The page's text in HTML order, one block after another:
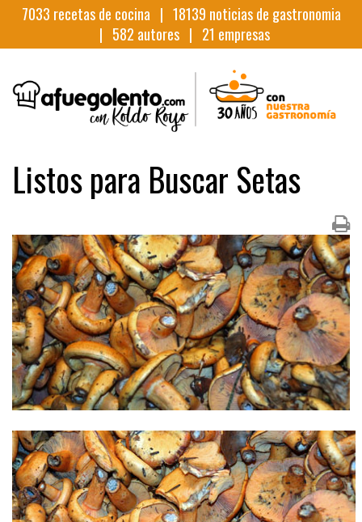
7033 recetas de cocina | 18139 noticias de gastronomia
| 582 autores | 21 empresas
Listos para Buscar Setas